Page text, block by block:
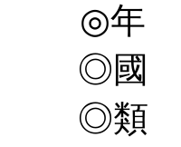
◎年
◎國
◎類